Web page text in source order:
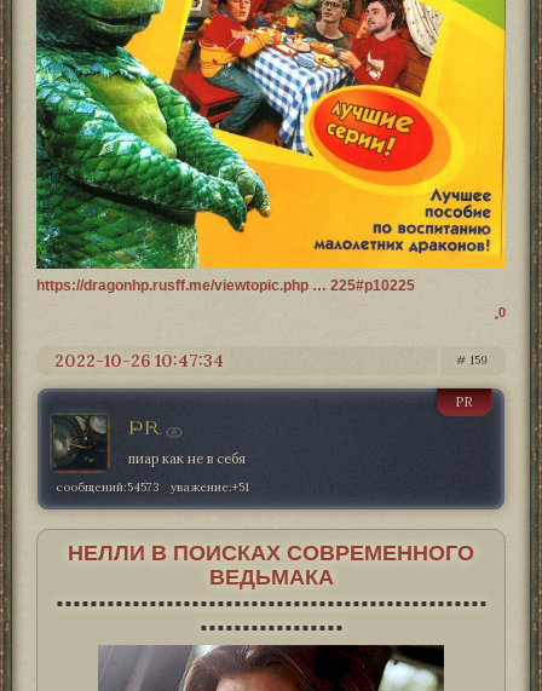
https://dragonhp.rusff.me/viewtopic.php … 225#p10225
0
159
2022-10-26 10:47:34
PR
PR
пиар как не в себя
сообщений:54573 уважение:+51
НЕЛЛИ В ПОИСКАХ СОВРЕМЕННОГО
ВЕДЬМАКА
■ ■ ■ ■ ■ ■ ■ ■ ■ ■ ■ ■ ■ ■ ■ ■ ■ ■ ■ ■ ■ ■ ■ ■ ■ ■ ■ ■ ■ ■ ■ ■ ■ ■ ■ ■ ■ ■ ■ ■ ■ ■ ■ ■ ■ ■ ■ ■ ■ ■ ■
■ ■ ■ ■ ■ ■ ■ ■ ■ ■ ■ ■ ■ ■ ■ ■ ■